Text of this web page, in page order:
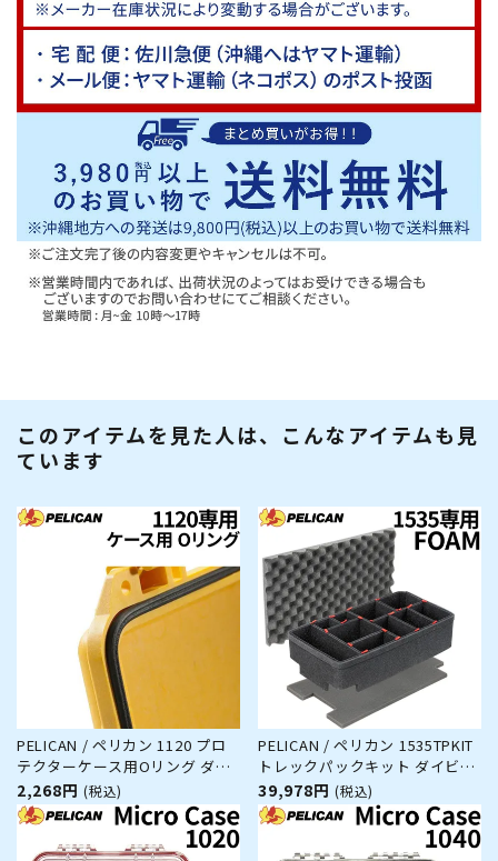
このアイテムを見た人は、こんなアイテムも見
ています
PELICAN / ペリカン 1120 プロ
テクターケース用Oリング ダイ
ビング サーフィン アウトドア
キャンプ 釣り カメラ 精密機器
防水 防塵 耐衝撃
2,268円 (税込)
PELICAN / ペリカン 1535TPKIT
トレックパックキット ダイビン
グ サーフィン アウトドア キャ
ンプ 釣り カメラ 精密機器 防水
防塵 耐衝撃
39,978円 (税込)